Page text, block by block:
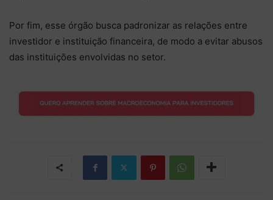
Por fim, esse órgão busca padronizar as relações entre
investidor e instituição financeira, de modo a evitar abusos
das instituições envolvidas no setor.